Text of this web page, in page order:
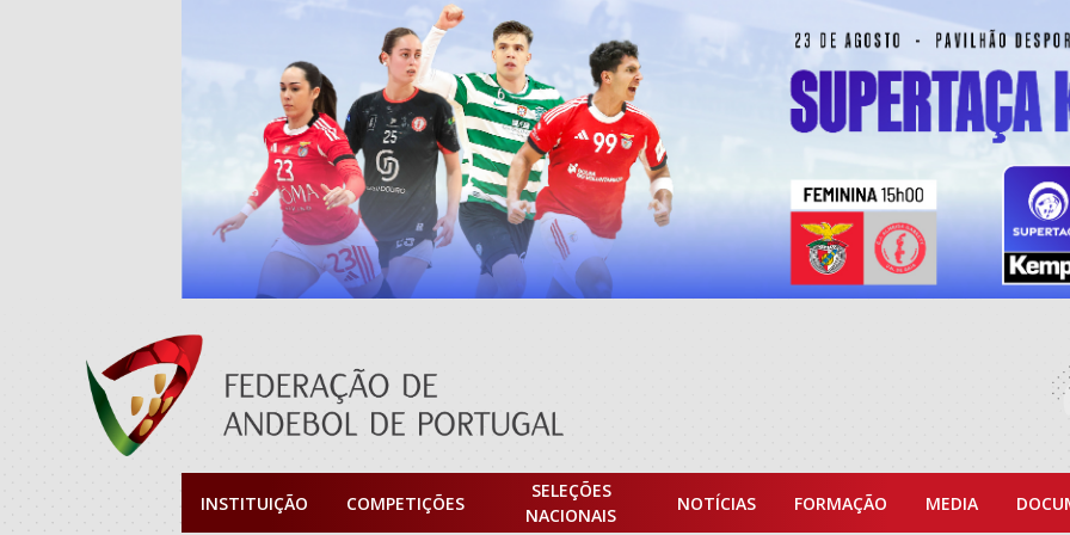
INSTITUIÇÃO COMPETIÇÕES
SELEÇÕES
NACIONAIS
NOTÍCIAS FORMAÇÃO MEDIA